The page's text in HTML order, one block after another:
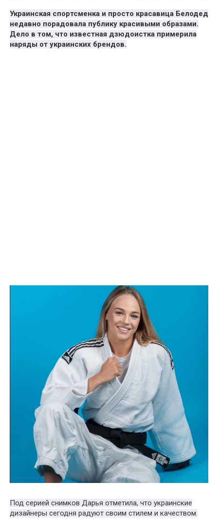
Украинская спортсменка и просто красавица Белодед
недавно порадовала публику красивыми образами.
Дело в том, что известная дзюдоистка примерила
наряды от украинских брендов.
Под серией снимков Дарья отметила, что украинские
дизайнеры сегодня радуют своим стилем и качеством.